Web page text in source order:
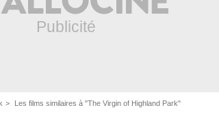
Les films similaires à "The Virgin of Highland Park"